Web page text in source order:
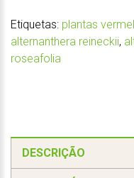
Etiquetas: plantas
alternanthera reineckii,
roseafolia
DESCRIÇÃO